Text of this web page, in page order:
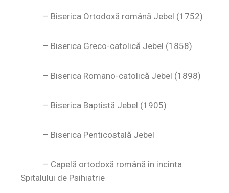
– Biserica Ortodoxă română Jebel (1752)
– Biserica Greco-catolică Jebel (1858)
– Biserica Romano-catolică Jebel (1898)
– Biserica Baptistă Jebel (1905)
– Biserica Penticostală Jebel
– Capelă ortodoxă română în incinta
Spitalului de Psihiatrie